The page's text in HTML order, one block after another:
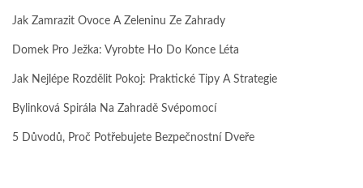
Jak Zamrazit Ovoce A Zeleninu Ze Zahrady
Domek Pro Ježka: Vyrobte Ho Do Konce Léta
Jak Nejlépe Rozdělit Pokoj: Praktické Tipy A Strategie
Bylinková Spirála Na Zahradě Svépomocí
5 Důvodů, Proč Potřebujete Bezpečnostní Dveře